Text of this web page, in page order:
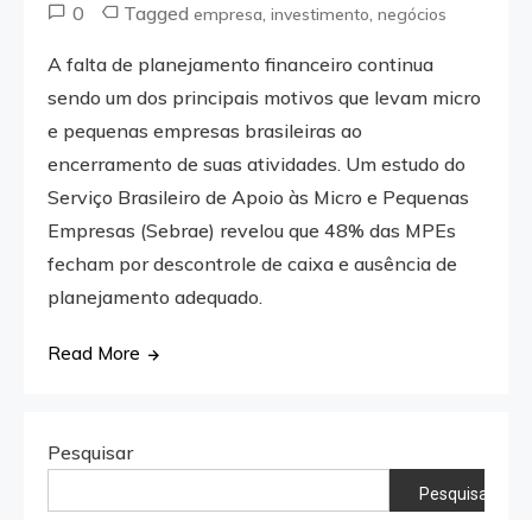
0 Taggedempresa ,investimento ,negócios
A falta de planejamento financeiro continua
sendo um dos principais motivos que levam micro
e pequenas empresas brasileiras ao
encerramento de suas atividades. Um estudo do
Serviço Brasileiro de Apoio às Micro e Pequenas
Empresas (Sebrae) revelou que 48% das MPEs
fecham por descontrole de caixa e ausência de
planejamento adequado.
Read More
Pesquisar
Pesquisar